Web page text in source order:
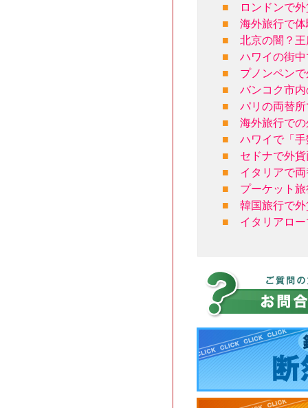
■
ロンドンで
■
海外旅行で
■
北京の闇？
■
ハワイの街
■
プノンペン
■
バンコク市
■
パリの両替
■
海外旅行で
■
ハワイで「
■
セドナで外
■
イタリアで
■
プーケット
■
韓国旅行で
■
イタリアロ